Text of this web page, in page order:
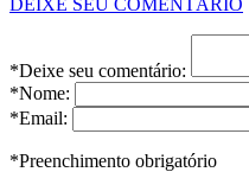
DEIXE SEU COMENTÁRIO
*Deixe seu comentário:
*Nome:
*Email:
*Preenchimento obrigatório